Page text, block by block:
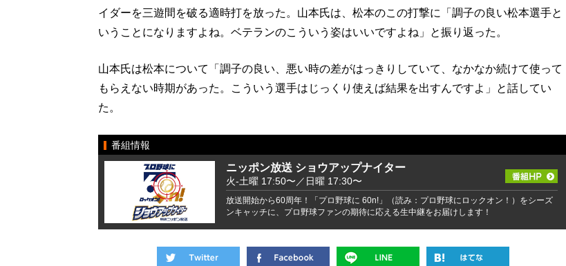
イダーを三遊間を破る適時打を放った。山本氏は、松本のこの打撃に「調子の良い松本選手と
いうことになりますよね。ベテランのこういう姿はいいですよね」と振り返った。
山本氏は松本について「調子の良い、悪い時の差がはっきりしていて、なかなか続けて使って
もらえない時期があった。こういう選手はじっくり使えば結果を出すんですよ」と話してい
た。
番組情報
ニッポン放送 ショウアップナイター
火-土曜 17:50〜／日曜 17:30〜
放送開始から60周年！「プロ野球に 60n!」（読み：プロ野球にロックオン！）をシーズ
ンキャッチに、プロ野球ファンの期待に応える生中継をお届けします！